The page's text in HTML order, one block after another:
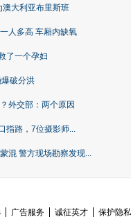
大利亚布里斯班
人多高 车厢内缺氧
了一个孕妇
破分洪
外交部：两个原因
指路，7位摄影师...
混 警方现场勘察发现...
广告服务 诚征英才
保护隐